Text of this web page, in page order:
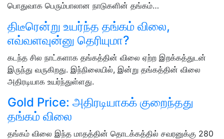
பொதுவாக பெரும்பாலான நாடுகளின் தங்கம்…
திடீரென்று உயர்ந்த தங்கம் விலை,
எவ்வளவுன்னு தெரியுமா?
கடந்த சில நாட்களாக தங்கத்தின் விலை ஏற்ற இறக்கத்துடன்
இருந்து வருகிறது. இந்நிலையில், இன்று தங்கத்தின் விலை
அதிரடியாக உயர்ந்துள்ளது.
Gold Price: அதிரடியாகக் குறைந்தது
தங்கம் விலை
தங்கம் விலை இந்த மாதத்தின் தொடக்கத்தில் சவரனுக்கு 280